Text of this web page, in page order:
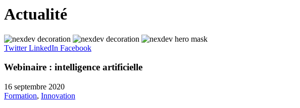
Actualité
Twitter LinkedIn Facebook
Webinaire : intelligence artificielle
16 septembre 2020
Formation, Innovation